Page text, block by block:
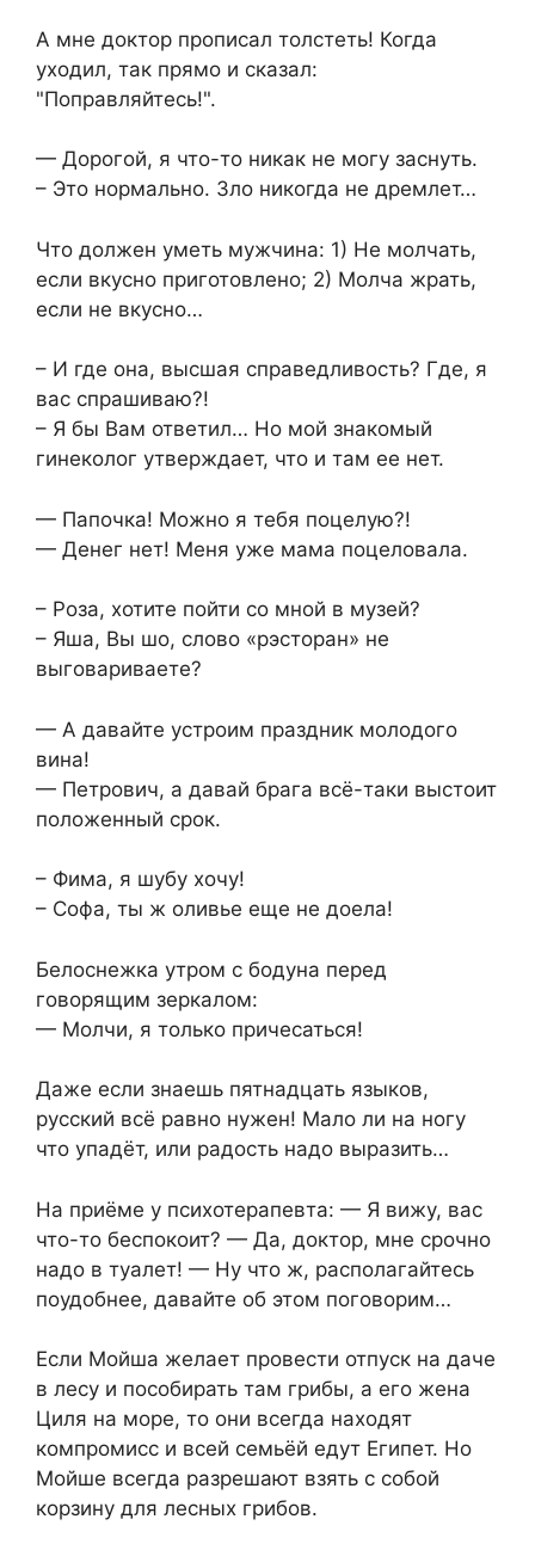
А мне доктор прописал толстеть! Когда
уходил, так прямо и сказал:
"Поправляйтесь!".
— Дорогой, я что-то никак не могу заснуть.
– Это нормально. Зло никогда не дремлет…
Что должен уметь мужчина: 1) Не молчать,
если вкусно приготовлено; 2) Молча жрать,
если не вкусно…
– И где она, высшая справедливость? Где, я
вас спрашиваю?!
– Я бы Вам ответил… Но мой знакомый
гинеколог утверждает, что и там ее нет.
— Папочка! Можно я тебя поцелую?!
— Денег нет! Меня уже мама поцеловала.
– Роза, хотите пойти со мной в музей?
– Яша, Вы шо, слово «рэсторан» не
выговариваете?
— А давайте устроим праздник молодого
вина!
— Петрович, а давай брага всё-таки выстоит
положенный срок.
– Фима, я шубу хочу!
– Софа, ты ж оливье еще не доела!
Белоснежка утром с бодуна перед
говорящим зеркалом:
— Молчи, я только причесаться!
Даже если знаешь пятнадцать языков,
русский всё равно нужен! Мало ли на ногу
что упадёт, или радость надо выразить…
На приёме у психотерапевта: — Я вижу, вас
что-то беспокоит? — Да, доктор, мне срочно
надо в туалет! — Ну что ж, располагайтесь
поудобнее, давайте об этом поговорим…
Если Мойша желает провести отпуск на даче
в лесу и пособирать там грибы, а его жена
Циля на море, то они всегда находят
компромисс и всей семьёй едут Египет. Но
Мойше всегда разрешают взять с собой
корзину для лесных грибов.